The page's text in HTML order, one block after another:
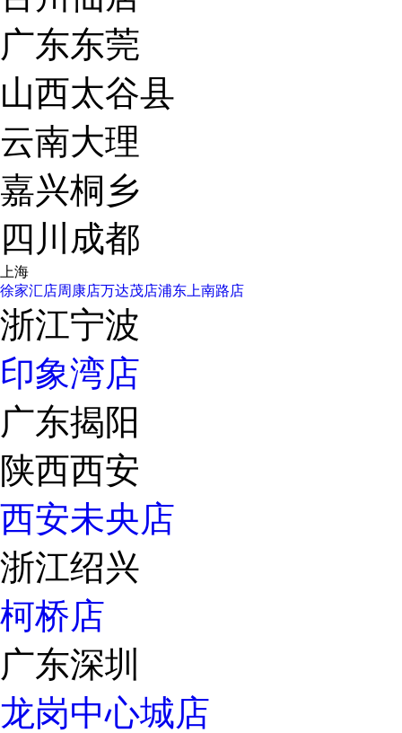
广东东莞
山西太谷县
云南大理
嘉兴桐乡
四川成都
上海
徐家汇店周康店万达茂店浦东上南路店
浙江宁波
印象湾店
广东揭阳
陕西西安
西安未央店
浙江绍兴
柯桥店
广东深圳
龙岗中心城店